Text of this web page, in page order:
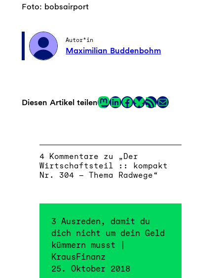
Foto: bobsairport
Autor*in
Maximilian Buddenbohm
Diesen Artikel teilenMastodon
LinkedIn
Facebook
LinkRSS-Feed
E-Mail
4 Kommentare zu „Der
Wirtschaftsteil :: kompakt
Nr. 304 – Thema Radwege“
3 Ausreden, damit du
dich nicht um dein Geld
kümmern musst |
KrausFinanz
25. Oktober 2018